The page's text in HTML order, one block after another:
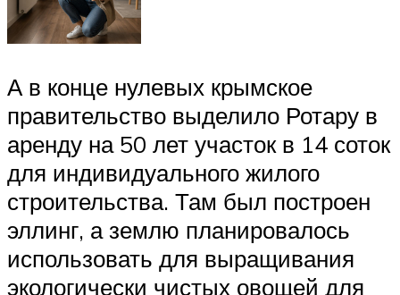
А в конце нулевых крымское
правительство выделило Ротару в
аренду на 50 лет участок в 14 соток
для индивидуального жилого
строительства. Там был построен
эллинг, а землю планировалось
использовать для выращивания
экологически чистых овощей для